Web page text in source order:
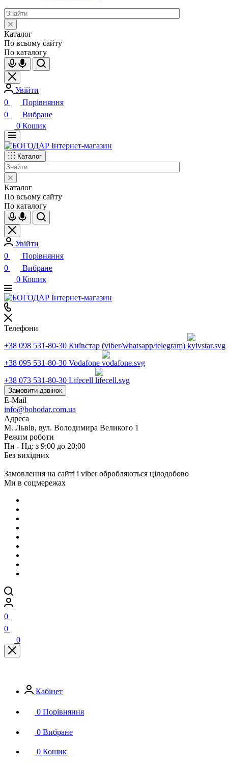
Каталог
По всьому сайту
По каталогу
Увійти
0
Порівняння
0
Вибране
0 Кошик
Каталог
Каталог
По всьому сайту
По каталогу
Увійти
0
Порівняння
0
Вибране
0 Кошик
Телефони
+38 098 531-80-30 Київстар (viber/whatsapp/telegram)
+38 095 531-80-30 Vodafone
+38 073 531-80-30 Lifecell
Замовити дзвінок
E-Mail
info@bohodar.com.ua
Адреса
М. Львів, вул. Володимира Великого 1
Режим роботи
Пн - Нд: з 9:00 до 20:00
Без вихідних
Замовлення на сайті і viber обробляються цілодобово
Ми в соцмережах
0
0
0
Кабінет
0 Порівняння
0 Вибране
0 Кошик